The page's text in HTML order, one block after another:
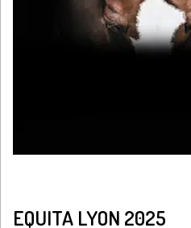
EQUITA LYON 2025